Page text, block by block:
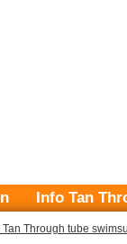
Info Tan
Through tube